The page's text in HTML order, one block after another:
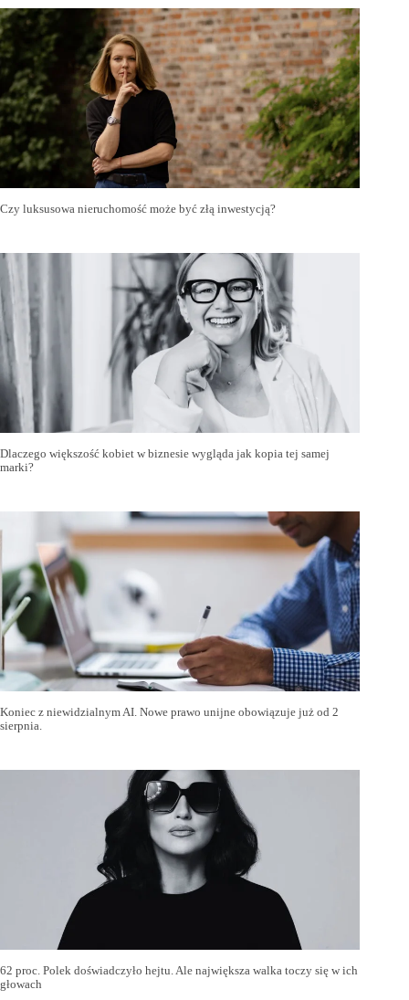
Czy luksusowa nieruchomość może być złą inwestycją?
Dlaczego większość kobiet w biznesie wygląda jak kopia tej samej
marki?
Koniec z niewidzialnym AI. Nowe prawo unijne obowiązuje już od 2
sierpnia.
62 proc. Polek doświadczyło hejtu. Ale największa walka toczy się w ich
głowach